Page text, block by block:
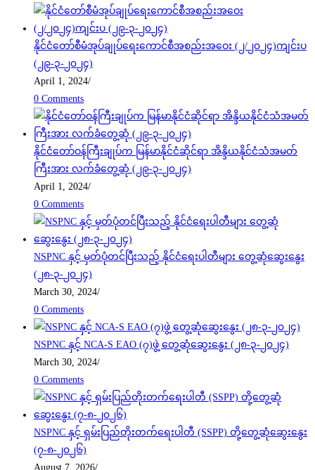
နိုင်ငံတော်စီမံအုပ်ချုပ်ရေးကောင်စီအစည်းအဝေး (၂/၂၀၂၄)ကျင်းပ
(၂၉-၃-၂၀၂၄)
April 1, 2024/
0 Comments
နိုင်ငံတော်ဝန်ကြီးချုပ်က မြန်မာနိုင်ငံဆိုင်ရာ အိန္ဒိယနိုင်ငံသံအမတ်
ကြီးအား လက်ခံတွေ့ဆုံ (၂၉-၃-၂၀၂၄)
April 1, 2024/
0 Comments
NSPNC နှင့် မှတ်ပုံတင်ပြီးသည့် နိုင်ငံရေးပါတီများ တွေ့ဆုံဆွေးနွေး
(၂၈-၃-၂၀၂၄)
March 30, 2024/
0 Comments
NSPNC နှင့် NCA-S EAO (၇)ဖွဲ့ တွေ့ဆုံဆွေးနွေး (၂၈-၃-၂၀၂၄)
March 30, 2024/
0 Comments
NSPNC နှင့် ရှမ်းပြည်တိုးတက်ရေးပါတီ (SSPP) တို့တွေ့ဆုံဆွေးနွေး
(၇-၈-၂၀၂၆)
August 7, 2026/